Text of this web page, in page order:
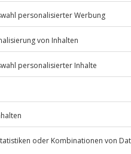
© OpenStreetMaps
GmbH